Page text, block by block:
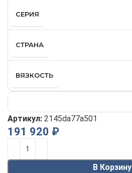
СЕРИЯ
СТРАНА
ВЯЗКОСТЬ
Артикул: 2145da77a501
191 920 ₽
В Корзину
Alternative: